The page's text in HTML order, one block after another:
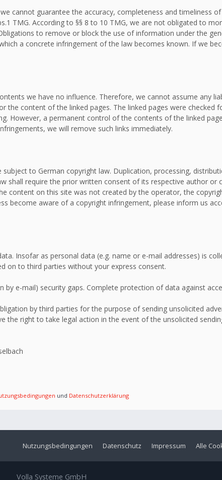
cannot guarantee the accuracy, completeness and timeliness
TMG. According to §§ 8 to 10 TMG, we are not obligated to
to remove or block the use of information under the
a concrete infringement of the law becomes known. If we
we have no influence. Therefore, we cannot assume any
content of the linked pages. The linked pages were checked
However, a permanent control of the contents of the linked
we will remove such links immediately.
to German copyright law. Duplication, processing,
shall require the prior written consent of its respective author or
content on this site was not created by the operator, the
become aware of a copyright infringement, please inform us
Insofar as personal data (e.g. name or e-mail addresses) is
on to third parties without your express consent.
e-mail) security gaps. Complete protection of data against
by third parties for the purpose of sending unsolicited
the right to take legal action in the event of the unsolicited
und Datenschutzerklärung
Alle
Impressum
Datenschutz
Nutzungsbedingungen
Volla Systeme GmbH